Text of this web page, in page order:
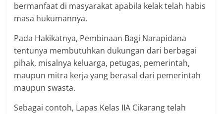
bermanfaat di masyarakat apabila kelak telah habis
masa hukumannya.
Pada Hakikatnya, Pembinaan Bagi Narapidana
tentunya membutuhkan dukungan dari berbagai
pihak, misalnya keluarga, petugas, pemerintah,
maupun mitra kerja yang berasal dari pemerintah
maupun swasta.
Sebagai contoh, Lapas Kelas IIA Cikarang telah